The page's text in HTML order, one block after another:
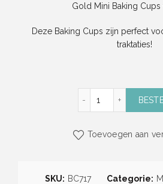
Gold Mini Baking Cups
Deze Baking Cups zijn perfect
traktaties!
Toevoegen aan
SKU: BC717 Categorie: